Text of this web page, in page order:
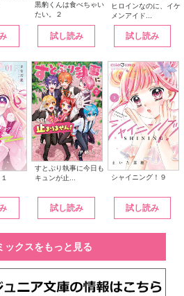
黒豹くんは食べちゃい
たい。２
試し読み
ヒロインなのに、イケ
メンアイド...
試し読み
すとぷり執事に今日も
キュンが止...
試し読み
シャイニング！９
試し読み
ックスをもっと見る